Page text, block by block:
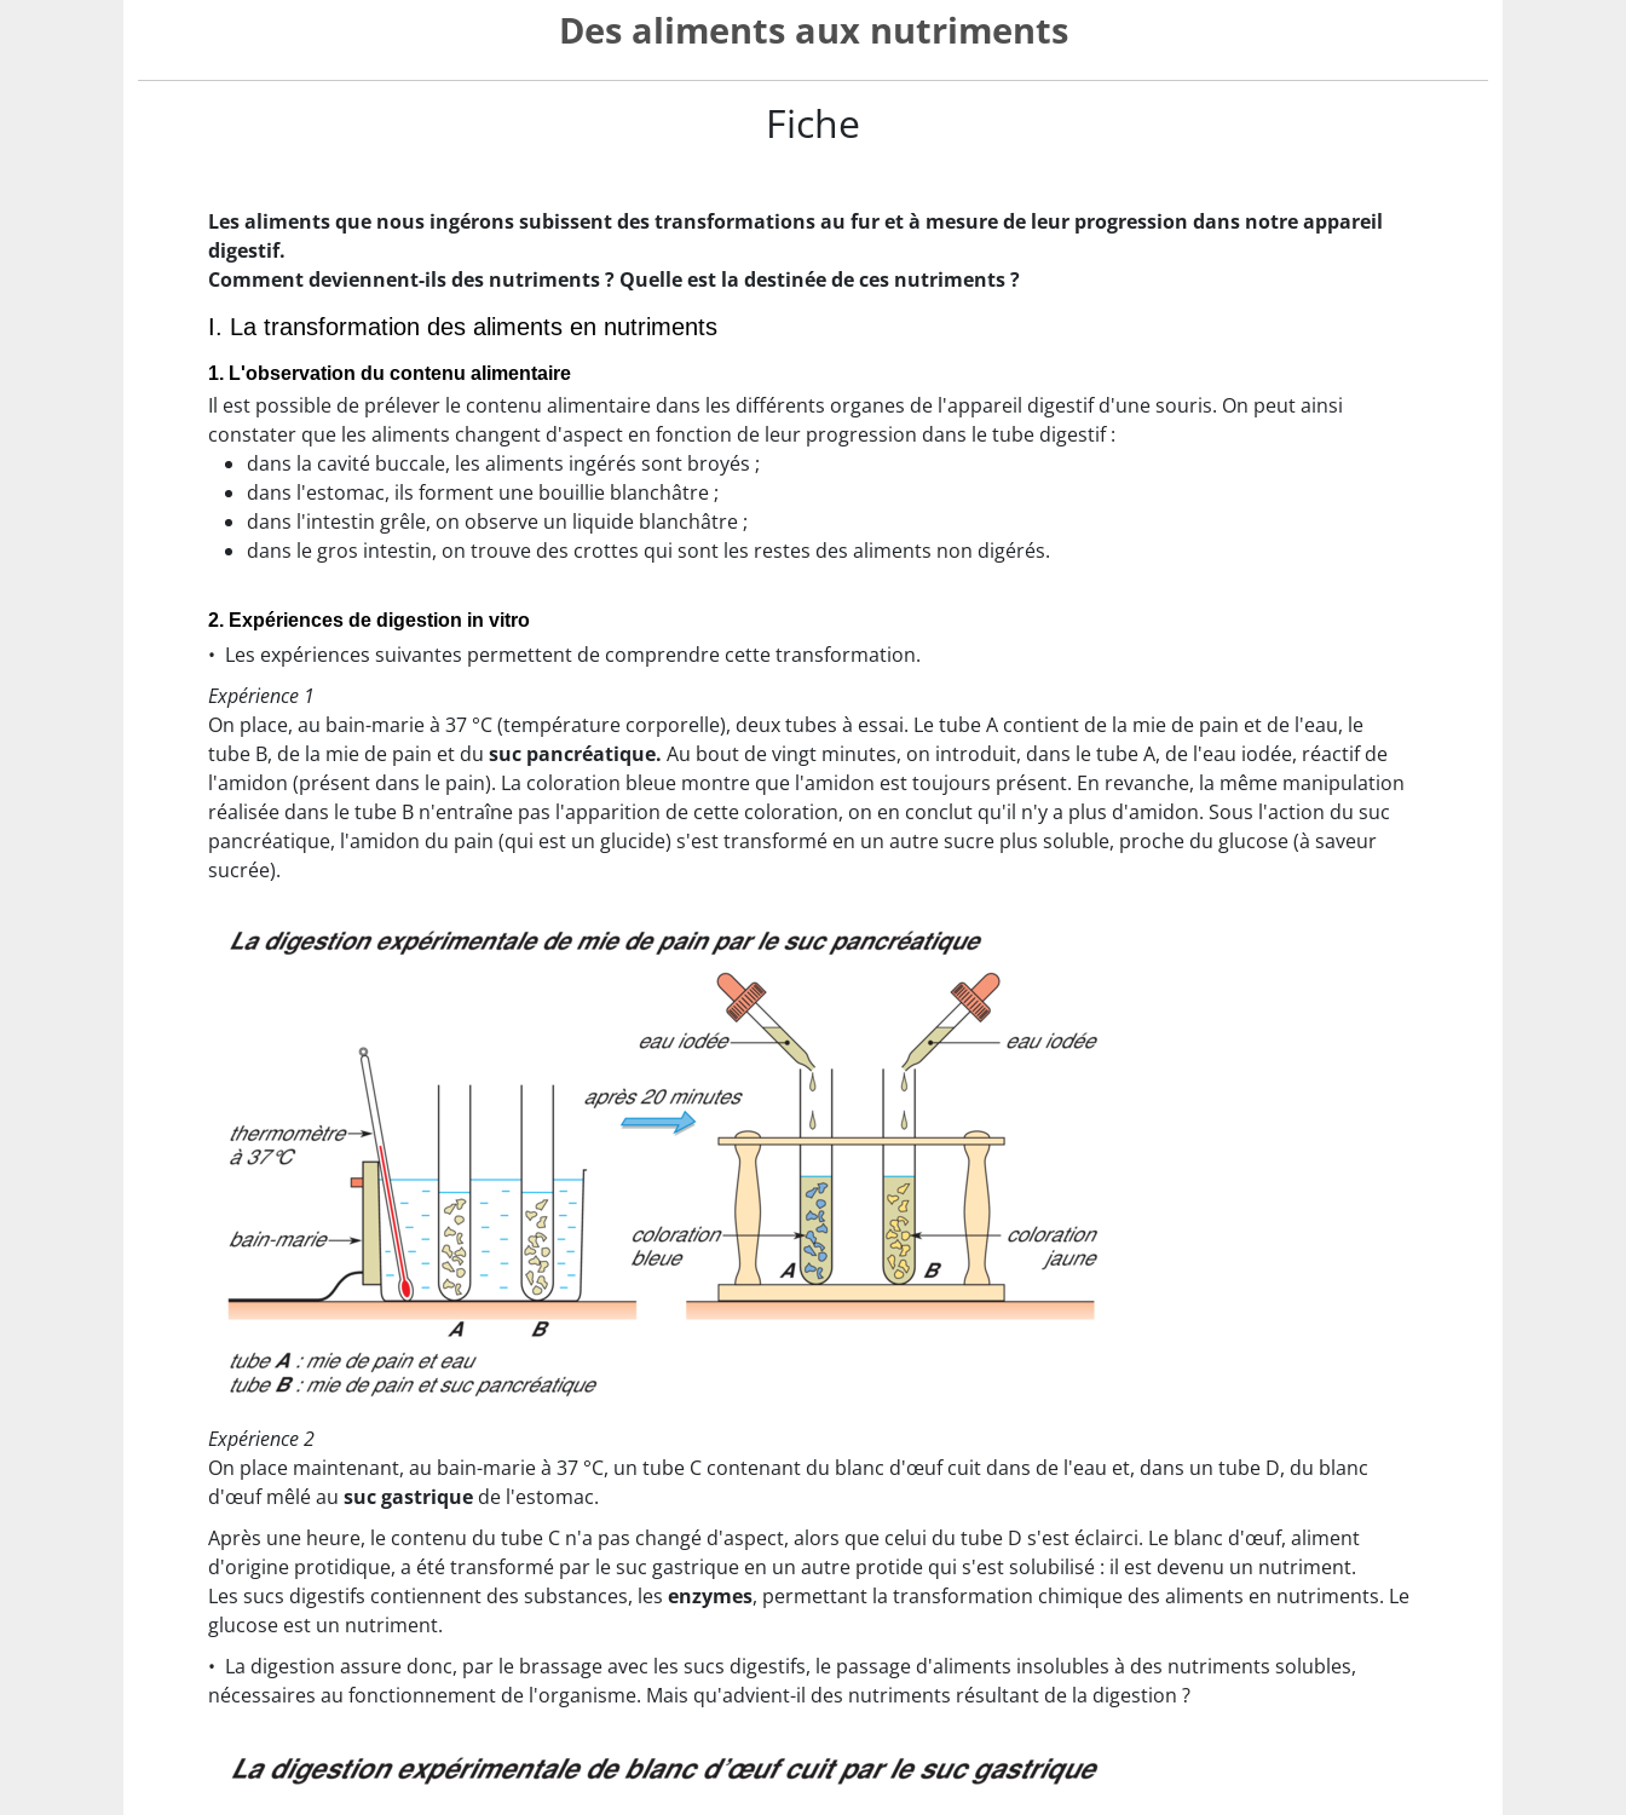
Des aliments aux nutriments
Fiche
Les aliments que nous ingérons subissent des transformations au fur et à mesure de leur progression dans notre appareil
digestif.
Comment deviennent-ils des nutriments ? Quelle est la destinée de ces nutriments ?
I. La transformation des aliments en nutriments
1. L'observation du contenu alimentaire
Il est possible de prélever le contenu alimentaire dans les différents organes de l'appareil digestif d'une souris. On peut ainsi
constater que les aliments changent d'aspect en fonction de leur progression dans le tube digestif :
dans la cavité buccale, les aliments ingérés sont broyés ;
dans l'estomac, ils forment une bouillie blanchâtre ;
dans l'intestin grêle, on observe un liquide blanchâtre ;
dans le gros intestin, on trouve des crottes qui sont les restes des aliments non digérés.
2. Expériences de digestion in vitro
• Les expériences suivantes permettent de comprendre cette transformation.
Expérience 1
On place, au bain-marie à 37 °C (température corporelle), deux tubes à essai. Le tube A contient de la mie de pain et de l'eau, le
tube B, de la mie de pain et du suc pancréatique. Au bout de vingt minutes, on introduit, dans le tube A, de l'eau iodée, réactif de
l'amidon (présent dans le pain). La coloration bleue montre que l'amidon est toujours présent. En revanche, la même manipulation
réalisée dans le tube B n'entraîne pas l'apparition de cette coloration, on en conclut qu'il n'y a plus d'amidon. Sous l'action du suc
pancréatique, l'amidon du pain (qui est un glucide) s'est transformé en un autre sucre plus soluble, proche du glucose (à saveur
sucrée).
Expérience 2
On place maintenant, au bain-marie à 37 °C, un tube C contenant du blanc d'œuf cuit dans de l'eau et, dans un tube D, du blanc
d'œuf mêlé au suc gastrique de l'estomac.
Après une heure, le contenu du tube C n'a pas changé d'aspect, alors que celui du tube D s'est éclairci. Le blanc d'œuf, aliment
d'origine protidique, a été transformé par le suc gastrique en un autre protide qui s'est solubilisé : il est devenu un nutriment.
Les sucs digestifs contiennent des substances, les enzymes, permettant la transformation chimique des aliments en nutriments. Le
glucose est un nutriment.
• La digestion assure donc, par le brassage avec les sucs digestifs, le passage d'aliments insolubles à des nutriments solubles,
nécessaires au fonctionnement de l'organisme. Mais qu'advient-il des nutriments résultant de la digestion ?